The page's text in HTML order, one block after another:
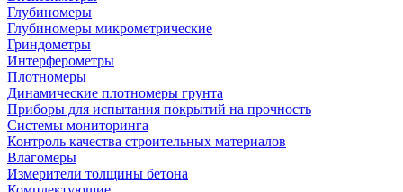
Глубиномеры
Глубиномеры микрометрические
Гриндометры
Интерферометры
Плотномеры
Динамические плотномеры грунта
Приборы для испытания покрытий на прочность
Системы мониторинга
Контроль качества строительных материалов
Влагомеры
Измерители толщины бетона